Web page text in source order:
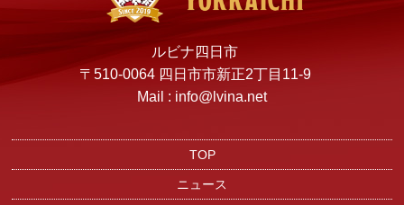
ルビナ四日市
〒510-0064 四日市市新正2丁目11-9
Mail : info@lvina.net
TOP
ニュース